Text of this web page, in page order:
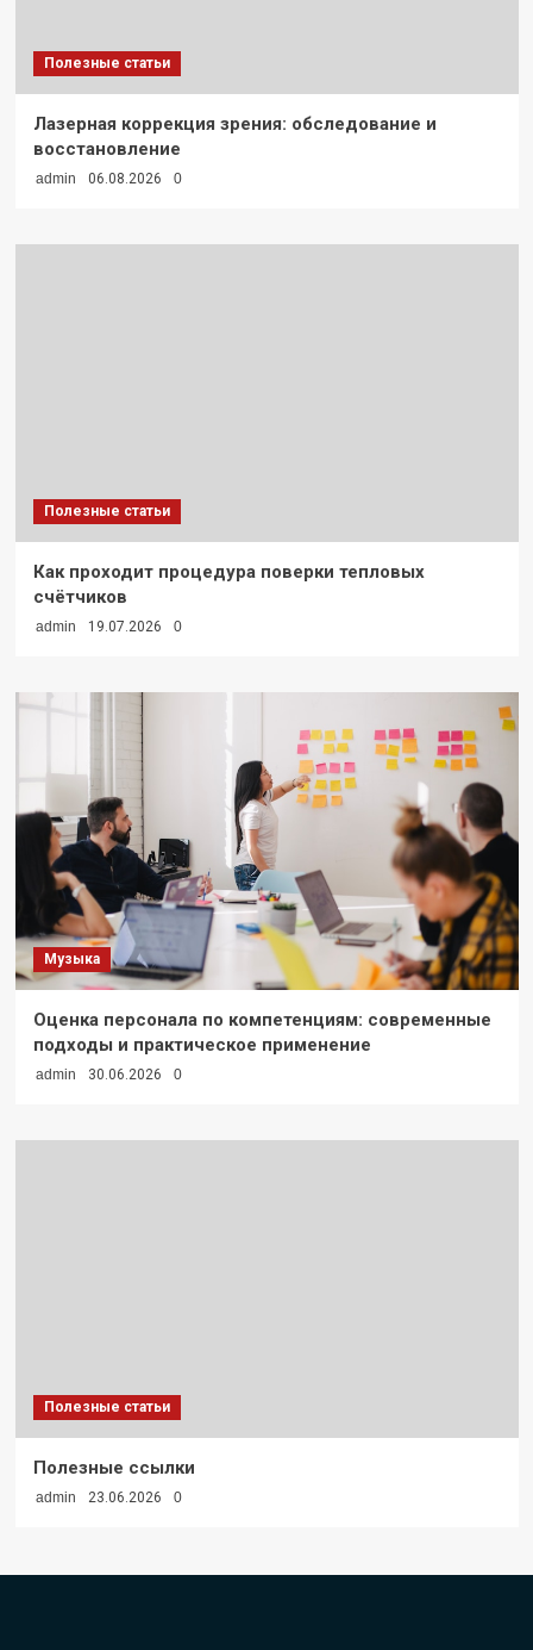
Полезные статьи
Лазерная коррекция зрения: обследование и
восстановление
admin 06.08.2026 0
Полезные статьи
Как проходит процедура поверки тепловых
счётчиков
admin 19.07.2026 0
Музыка
Оценка персонала по компетенциям: современные
подходы и практическое применение
admin 30.06.2026 0
Полезные статьи
Полезные ссылки
admin 23.06.2026 0